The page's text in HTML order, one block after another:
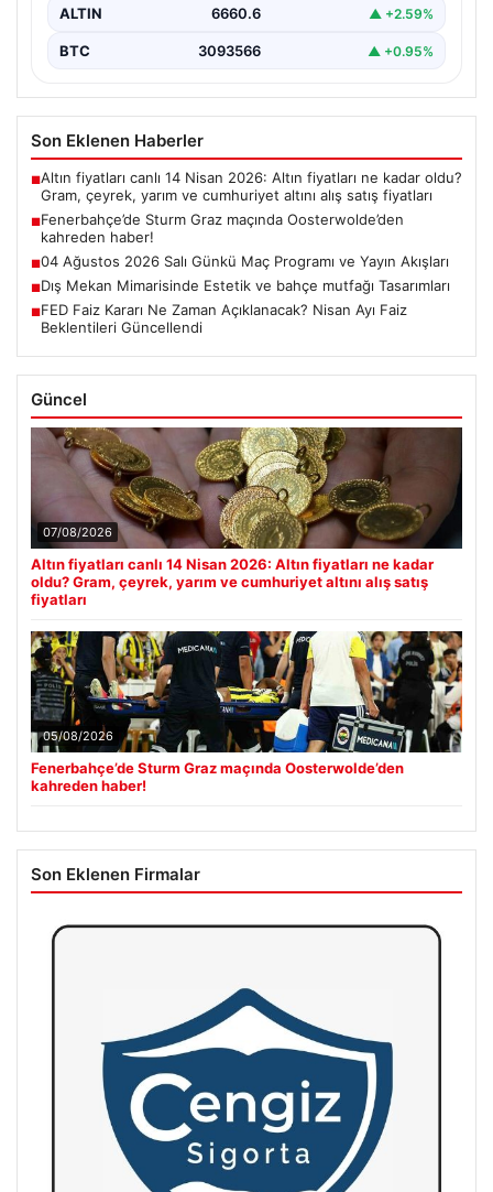
ALTIN 6660.6 ▲ +2.59%
BTC 3093566 ▲ +0.95%
Son Eklenen Haberler
■Altın fiyatları canlı 14 Nisan 2026: Altın fiyatları ne kadar oldu?
Gram, çeyrek, yarım ve cumhuriyet altını alış satış fiyatları
■Fenerbahçe’de Sturm Graz maçında Oosterwolde’den
kahreden haber!
■04 Ağustos 2026 Salı Günkü Maç Programı ve Yayın Akışları
■Dış Mekan Mimarisinde Estetik ve bahçe mutfağı Tasarımları
■FED Faiz Kararı Ne Zaman Açıklanacak? Nisan Ayı Faiz
Beklentileri Güncellendi
Güncel
07/08/2026
Altın fiyatları canlı 14 Nisan 2026: Altın fiyatları ne kadar
oldu? Gram, çeyrek, yarım ve cumhuriyet altını alış satış
fiyatları
05/08/2026
Fenerbahçe’de Sturm Graz maçında Oosterwolde’den
kahreden haber!
Son Eklenen Firmalar